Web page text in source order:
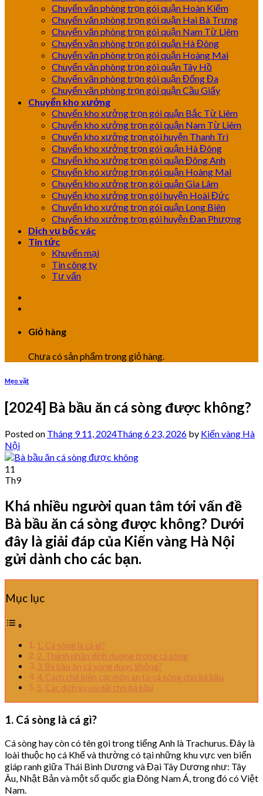
Chuyển văn phòng trọn gói quận Hoàn Kiếm
Chuyển văn phòng trọn gói quận Hai Bà Trưng
Chuyển văn phòng trọn gói quận Nam Từ Liêm
Chuyển văn phòng trọn gói quận Hà Đông
Chuyển văn phòng trọn gói quận Hoàng Mai
Chuyển văn phòng trọn gói quận Tây Hồ
Chuyển văn phòng trọn gói quận Đống Đa
Chuyển văn phòng trọn gói quận Cầu Giấy
Chuyển kho xưởng
Chuyển kho xưởng trọn gói quận Bắc Từ Liêm
Chuyển kho xưởng trọn gói quận Nam Từ Liêm
Chuyển kho xưởng trọn gói huyện Thanh Trì
Chuyển kho xưởng trọn gói quận Hà Đông
Chuyển kho xưởng trọn gói quận Đông Anh
Chuyển kho xưởng trọn gói quận Hoàng Mai
Chuyển kho xưởng trọn gói quận Gia Lâm
Chuyển kho xưởng trọn gói huyện Hoài Đức
Chuyển kho xưởng trọn gói quận Long Biên
Chuyển kho xưởng trọn gói huyện Đan Phượng
Dịch vụ bốc vác
Tin tức
Khuyến mại
Tin công ty
Tư vấn
Giỏ hàng
Chưa có sản phẩm trong giỏ hàng.
Mẹo vặt
[2024] Bà bầu ăn cá sòng được không?
Posted on Tháng 9 11, 2024Tháng 6 23, 2026 by Kiến vàng Hà
Nội
11
Th9
Khá nhiều người quan tâm tới vấn đề
Bà bầu ăn cá sòng được không? Dưới
đây là giải đáp của Kiến vàng Hà Nội
gửi dành cho các bạn.
Mục lục
1. Cá sòng là cá gì?
2. Thành phần dinh dưỡng trong cá sòng
3. Bà bầu ăn cá sòng được không?
4. Cách chế biến các món ăn từ cá sòng cho bà bầu
5, Các dịch vụ ưu đãi cho bà bầu
1. Cá sòng là cá gì?
Cá sòng hay còn có tên gọi trong tiếng Anh là Trachurus. Đây là
loài thuộc họ cá Khế và thường có tại những khu vực ven biển
giáp ranh giữa Thái Bình Dương và Đại Tây Dương như: Tây
Âu, Nhật Bản và một số quốc gia Đông Nam Á, trong đó có Việt
Nam.